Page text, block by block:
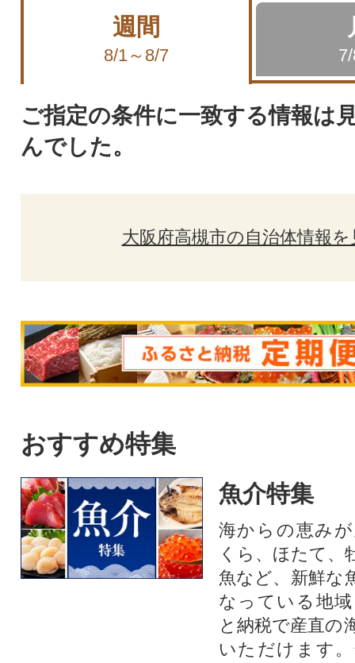
週間
8/1～8/7
ご指定の条件に一致する情報は
んでした。
大阪府高槻市の自治体情報を
おすすめ特集
魚介特集
海からの恵み
くら、ほたて、
魚など、新鮮な
なっている地
と納税で産直の
いただけます